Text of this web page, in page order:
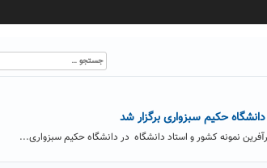
جستجو
برای:
حکیم سبزواری برگزار شد
نمونه کشور و استاد دانشگاه در دانشگاه حکیم سبزواری...